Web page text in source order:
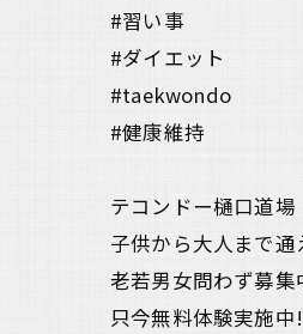
#習い事
#ダイエット
#taekwondo
#健康維持
テコンドー樋口道場
子供から大人まで通
老若男女問わず募集
只今無料体験実施中